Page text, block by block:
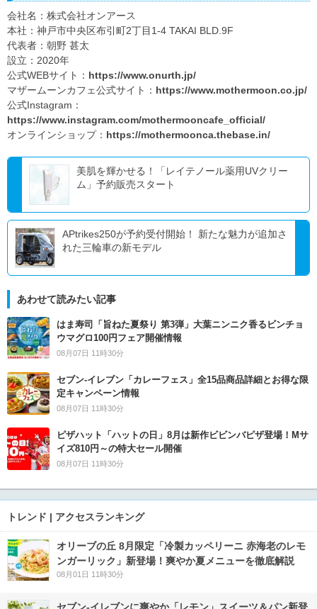
会社名：株式会社オンアース
本社：神戸市中央区布引町2丁目1-4 TAKAI BLD.9F
代表者：朝野 甚太
設立：2020年
公式WEBサイト： https://www.onurth.jp/
マザームーンカフェ公式サイト： https://www.mothermoon.co.jp/
公式Instagram：
https://www.instagram.com/mothermooncafe_official/
オンラインショップ： https://mothermoonca.thebase.in/
美肌を輝かせる！「レイテノール薬用UVクリー
ム」予約販売スタート
APtrikes250が予約受付開始！ 新たな魅力が追加さ
れた三輪車の新モデル
あわせて読みたい記事
はま寿司「旨ねた夏祭り 第3弾」大葉ニンニク香るビンチョ
ウマグロ100円フェア開催情報
08月07日 11時30分
セブン‐イレブン「カレーフェス」全15品商品詳細とお得な限
定キャンペーン情報
08月07日 11時30分
ピザハット「ハットの日」8月は新作ビビンバピザ登場！Mサ
イズ810円～の特大セール開催
08月07日 11時30分
トレンド | アクセスランキング
オリーブの丘 8月限定「冷製カッペリーニ 赤海老のレモ
ンガーリック」新登場！爽やか夏メニューを徹底解説
08月01日 11時30分
セブン‐イレブンに爽やか「レモン」スイーツ＆パン新登